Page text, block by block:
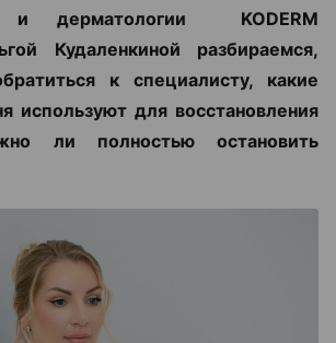
и дерматологии KODERM
Кудаленкиной разбираемся,
к специалисту, какие
используют для восстановления
ли полностью остановить